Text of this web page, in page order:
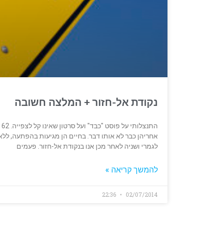
נקודת אל-חזור + המלצה חשובה
אחריהן כבר לא אותו דבר. בחיים הן מגיעות בהפתעה,
לגמרי ושניה לאחר מכן אנו בנקודת אל-חזור. פעמים
להמשך קריאה »
02/07/2014